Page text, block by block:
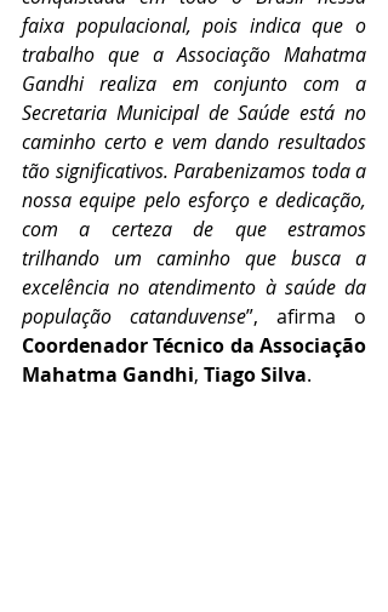
faixa populacional, pois indica que o
trabalho que a Associação Mahatma
Gandhi realiza em conjunto com a
Secretaria Municipal de Saúde está no
caminho certo e vem dando resultados
tão significativos. Parabenizamos toda a
nossa equipe pelo esforço e dedicação,
com a certeza de que estramos
trilhando um caminho que busca a
excelência no atendimento à saúde da
população catanduvense
Coordenador Técnico da Associação
Mahatma Gandhi, Tiago Silva.